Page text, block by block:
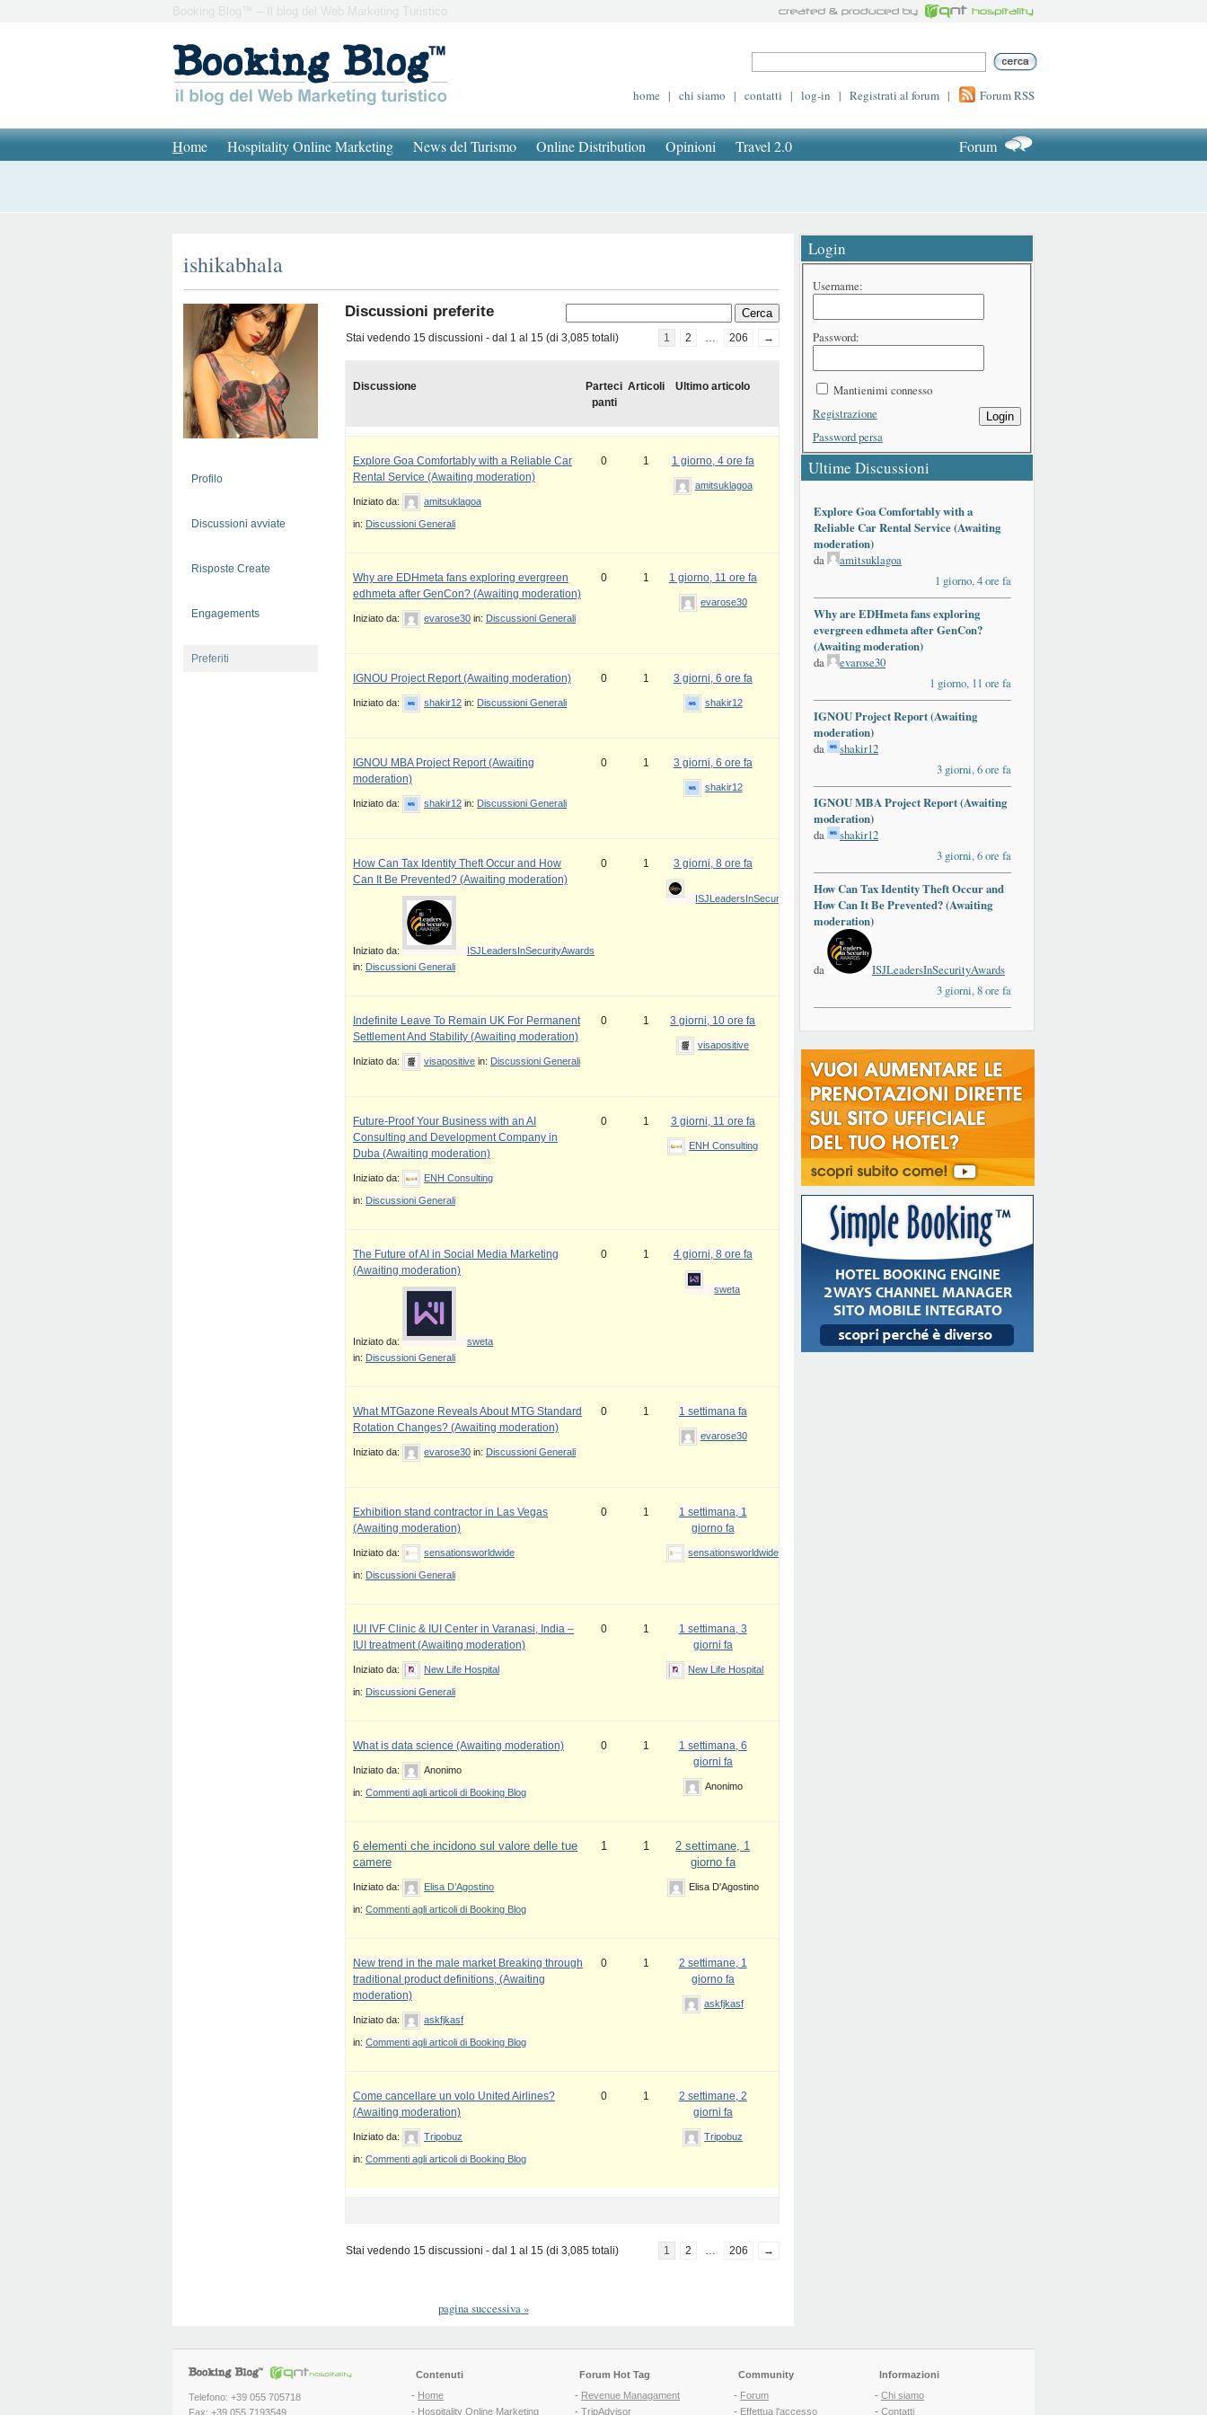
Booking Blog™ – Il blog del Web Marketing Turistico
home | chi siamo | contatti | log-in | Registrati al forum | Forum RSS
Home Hospitality Online Marketing News del Turismo Online Distribution Opinioni Travel 2.0 Forum
ishikabhala
Profilo
Discussioni avviate
Risposte Create
Engagements
Preferiti
Discussioni preferite
Stai vedendo 15 discussioni - dal 1 al 15 (di 3,085 totali) 1 2 … 206 →
Discussione
Parteci
panti
Articoli Ultimo articolo
Explore Goa Comfortably with a Reliable Car
Rental Service (Awaiting moderation)
Iniziato da: amitsuklagoa
in: Discussioni Generali
0 1 1 giorno, 4 ore fa
amitsuklagoa
Why are EDHmeta fans exploring evergreen
edhmeta after GenCon? (Awaiting moderation)
Iniziato da: evarose30 in: Discussioni Generali
0 1 1 giorno, 11 ore fa
evarose30
IGNOU Project Report (Awaiting moderation)
Iniziato da: shakir12 in: Discussioni Generali
0 1 3 giorni, 6 ore fa
shakir12
IGNOU MBA Project Report (Awaiting
moderation)
Iniziato da: shakir12 in: Discussioni Generali
0 1 3 giorni, 6 ore fa
shakir12
How Can Tax Identity Theft Occur and How
Can It Be Prevented? (Awaiting moderation)
Iniziato da:
ISJLeadersInSecurityAwards
in: Discussioni Generali
0 1 3 giorni, 8 ore fa
ISJLeadersInSecurityAwards
Indefinite Leave To Remain UK For Permanent
Settlement And Stability (Awaiting moderation)
Iniziato da: visapositive in: Discussioni Generali
0 1 3 giorni, 10 ore fa
visapositive
Future-Proof Your Business with an AI
Consulting and Development Company in
Duba (Awaiting moderation)
Iniziato da: ENH Consulting
in: Discussioni Generali
0 1 3 giorni, 11 ore fa
ENH Consulting
The Future of AI in Social Media Marketing
(Awaiting moderation)
Iniziato da:
sweta
in: Discussioni Generali
0 1 4 giorni, 8 ore fa
sweta
What MTGazone Reveals About MTG Standard
Rotation Changes? (Awaiting moderation)
Iniziato da: evarose30 in: Discussioni Generali
0 1 1 settimana fa
evarose30
Exhibition stand contractor in Las Vegas
(Awaiting moderation)
Iniziato da: sensationsworldwide
in: Discussioni Generali
0 1
1 settimana, 1
giorno fa
sensationsworldwide
IUI IVF Clinic & IUI Center in Varanasi, India –
IUI treatment (Awaiting moderation)
Iniziato da: New Life Hospital
in: Discussioni Generali
0 1
1 settimana, 3
giorni fa
New Life Hospital
What is data science (Awaiting moderation)
Iniziato da: Anonimo
in: Commenti agli articoli di Booking Blog
0 1
1 settimana, 6
giorni fa
Anonimo
6 elementi che incidono sul valore delle tue
camere
Iniziato da: Elisa D’Agostino
in: Commenti agli articoli di Booking Blog
1 1
2 settimane, 1
giorno fa
Elisa D'Agostino
New trend in the male market Breaking through
traditional product definitions, (Awaiting
moderation)
Iniziato da: askfjkasf
in: Commenti agli articoli di Booking Blog
0 1
2 settimane, 1
giorno fa
askfjkasf
Come cancellare un volo United Airlines?
(Awaiting moderation)
Iniziato da: Tripobuz
in: Commenti agli articoli di Booking Blog
0 1
2 settimane, 2
giorni fa
Tripobuz
Stai vedendo 15 discussioni - dal 1 al 15 (di 3,085 totali) 1 2 … 206 →
pagina successiva»
Login
Username:
Password:
Mantienimi connesso
Login
Registrazione
Password persa
Ultime Discussioni
Explore Goa Comfortably with a
Reliable Car Rental Service (Awaiting
moderation)
da
amitsuklagoa
1 giorno, 4 ore fa
Why are EDHmeta fans exploring
evergreen edhmeta after GenCon?
(Awaiting moderation)
da
evarose30
1 giorno, 11 ore fa
IGNOU Project Report (Awaiting
moderation)
da
shakir12
3 giorni, 6 ore fa
IGNOU MBA Project Report (Awaiting
moderation)
da
shakir12
3 giorni, 6 ore fa
How Can Tax Identity Theft Occur and
How Can It Be Prevented? (Awaiting
moderation)
da
ISJLeadersInSecurityAwards
3 giorni, 8 ore fa
Telefono: +39 055 705718
Fax: +39 055 7193549
Contenuti
- Home
- Hospitality Online Marketing
Forum Hot Tag
- Revenue Managament
- TripAdvisor
Community
- Forum
- Effettua l'accesso
Informazioni
- Chi siamo
- Contatti